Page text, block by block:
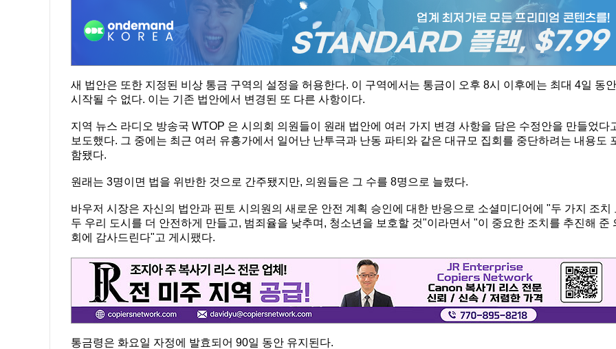
새 법안은 또한 지정된 비상 통금 구역의 설정을 허용한다. 이 구역에서는 통금이 오후 8시 이후에는 최대 4일 동안
시작될 수 없다. 이는 기존 법안에서 변경된 또 다른 사항이다.
지역 뉴스 라디오 방송국 WTOP 은 시의회 의원들이 원래 법안에 여러 가지 변경 사항을 담은 수정안을 만들었다
보도했다. 그 중에는 최근 여러 유흥가에서 일어난 난투극과 난동 파티와 같은 대규모 집회를 중단하려는 내용도
함됐다.
원래는 3명이면 법을 위반한 것으로 간주됐지만, 의원들은 그 수를 8명으로 늘렸다.
바우저 시장은 자신의 법안과 핀토 시의원의 새로운 안전 계획 승인에 대한 반응으로 소셜미디어에 "두 가지 조치
두 우리 도시를 더 안전하게 만들고, 범죄율을 낮추며, 청소년을 보호할 것"이라면서 "이 중요한 조치를 추진해 준
회에 감사드린다"고 게시팼다.
통금령은 화요일 자정에 발효되어 90일 동안 유지된다.